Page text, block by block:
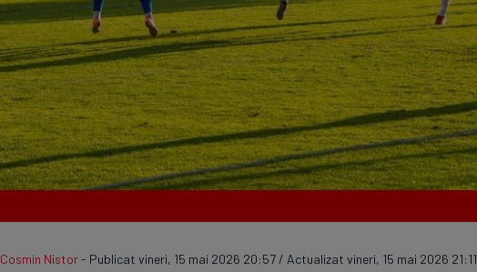
Program TV
Cosmin Nistor- Publicat vineri, 15 mai 2026 20:57 / Actualizat vineri, 15 mai 2026 21:11